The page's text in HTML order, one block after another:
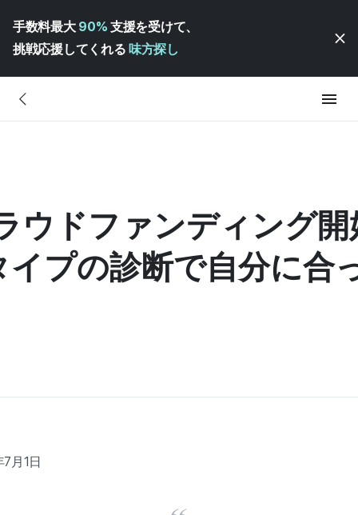
手数料最大 90% 支援を受けて、
挑戦応援してくれる 味方探し
ウドファンディング
プの診断で自分に合
月1日